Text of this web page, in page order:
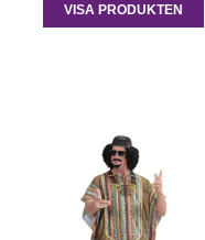
VISA PRODUKTEN